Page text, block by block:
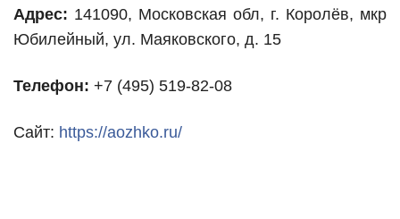
Адрес: 141090, Московская обл, г. Королёв, мкр
Юбилейный, ул. Маяковского, д. 15
Телефон: +7 (495) 519-82-08
Сайт: https://aozhko.ru/